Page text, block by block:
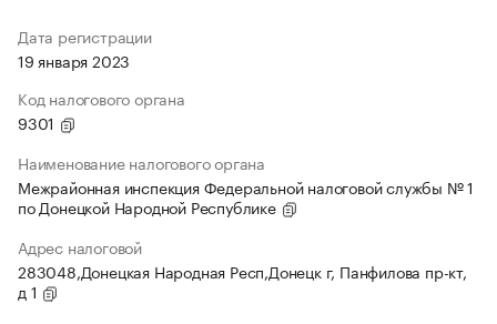
Дата регистрации
19 января 2023
Код налогового органа
9301
Наименование налогового органа
Межрайонная инспекция Федеральной налоговой службы № 1
по Донецкой Народной Республике
Адрес налоговой
283048,Донецкая Народная Респ,Донецк г, Панфилова пр-кт,
д 1